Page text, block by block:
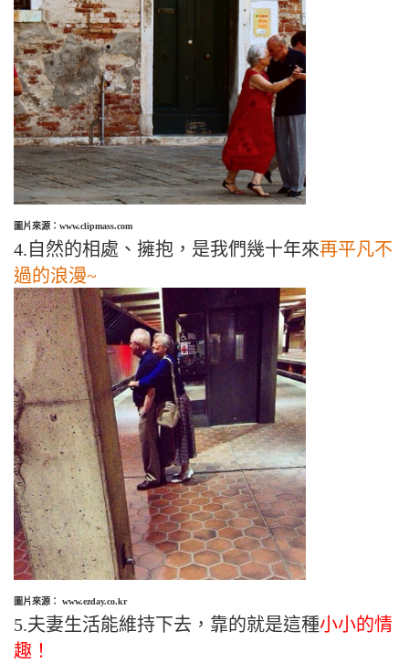
圖片來源：www.clipmass.com
4.自然的相處、擁抱，是我們幾十年來再平凡不
過的浪漫~
圖片來源： www.ezday.co.kr
5.夫妻生活能維持下去，靠的就是這種小小的情
趣！